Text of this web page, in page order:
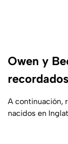
Owen y
recordados
A continuación,
nacidos en